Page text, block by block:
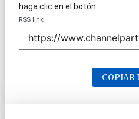
haga clic en el botón.
RSS link
COPIAR